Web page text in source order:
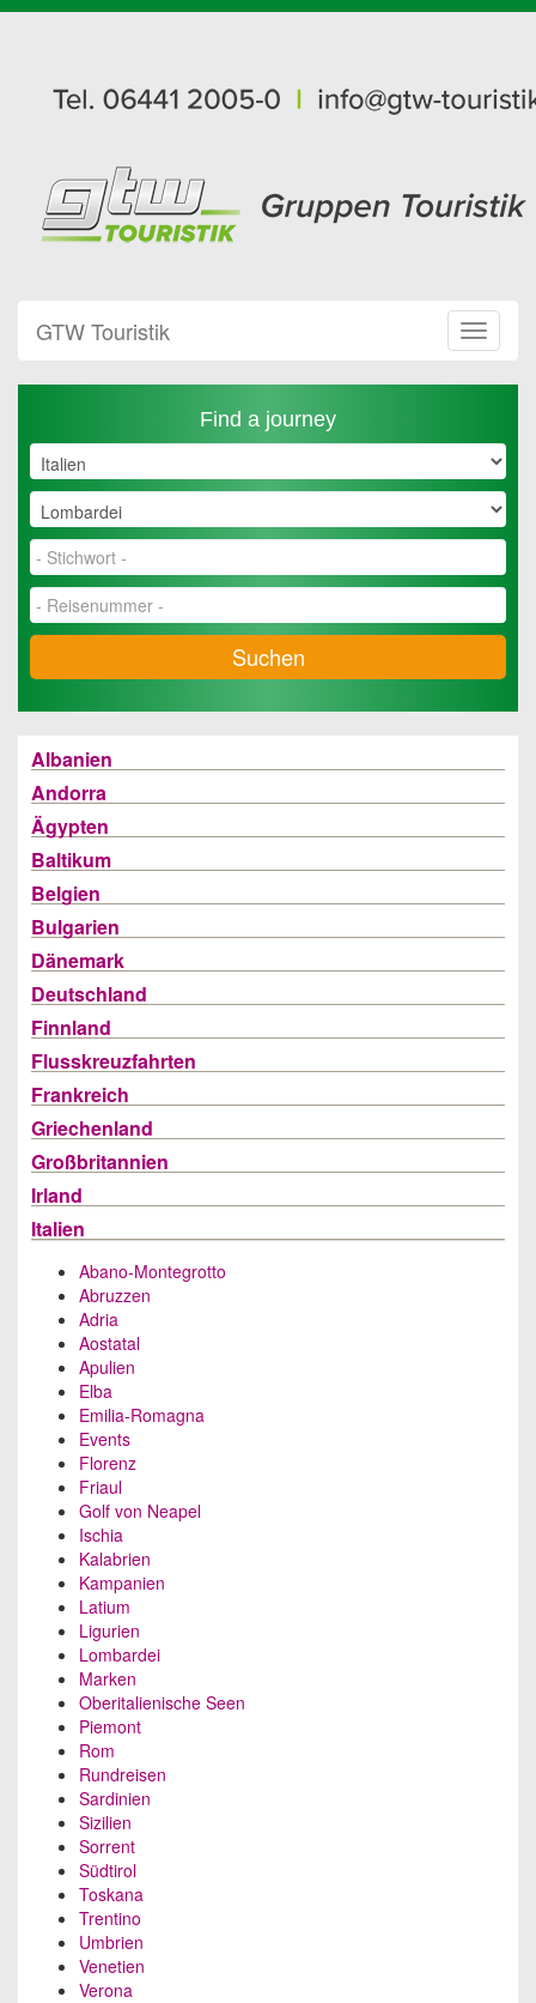
Toggle
GTW Touristik
Find a journey
Suchen
Albanien
Andorra
Ägypten
Baltikum
Belgien
Bulgarien
Dänemark
Deutschland
Finnland
Flusskreuzfahrten
Frankreich
Griechenland
Großbritannien
Irland
Italien
Abano-Montegrotto
Abruzzen
Adria
Aostatal
Apulien
Elba
Emilia-Romagna
Events
Florenz
Friaul
Golf von Neapel
Ischia
Kalabrien
Kampanien
Latium
Ligurien
Lombardei
Marken
Oberitalienische Seen
Piemont
Rom
Rundreisen
Sardinien
Sizilien
Sorrent
Südtirol
Toskana
Trentino
Umbrien
Venetien
Verona